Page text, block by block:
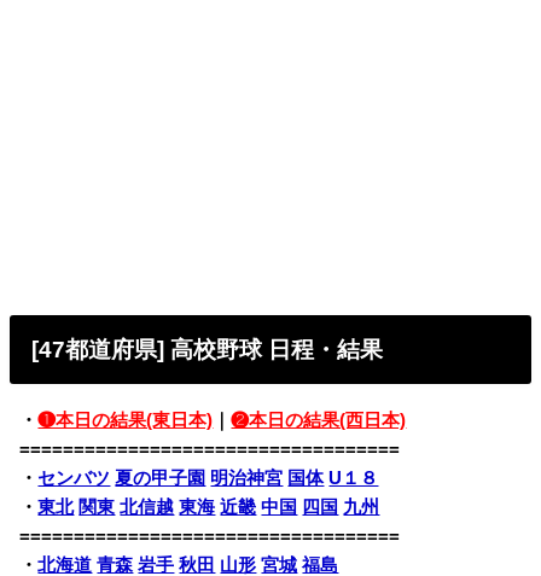
[47都道府県] 高校野球 日程・結果
・❶本日の結果(東日本) ｜❷本日の結果(西日本)
===================================
・ センバツ 夏の甲子園 明治神宮 国体 U１８
・東北 関東 北信越 東海 近畿 中国 四国 九州
===================================
・北海道 青森 岩手 秋田 山形 宮城 福島